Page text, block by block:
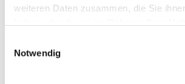
weiteren Daten zusammen, die Sie
Notwendig
Hier finden Sie unsere aktuelle